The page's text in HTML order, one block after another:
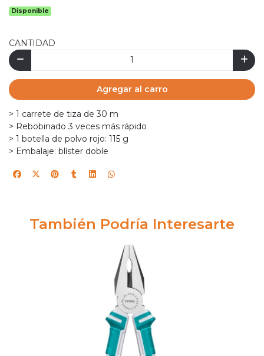
Disponible
CANTIDAD
Agregar al carro
> 1 carrete de tiza de 30 m
> Rebobinado 3 veces más rápido
> 1 botella de polvo rojo: 115 g
> Embalaje: blíster doble
También Podría Interesarte